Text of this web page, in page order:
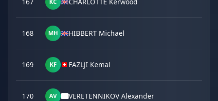
KC
168 MH HIBBERT Michael
169 KF FAZLJI Kemal
170 AV VERETENNIKOV Alexander